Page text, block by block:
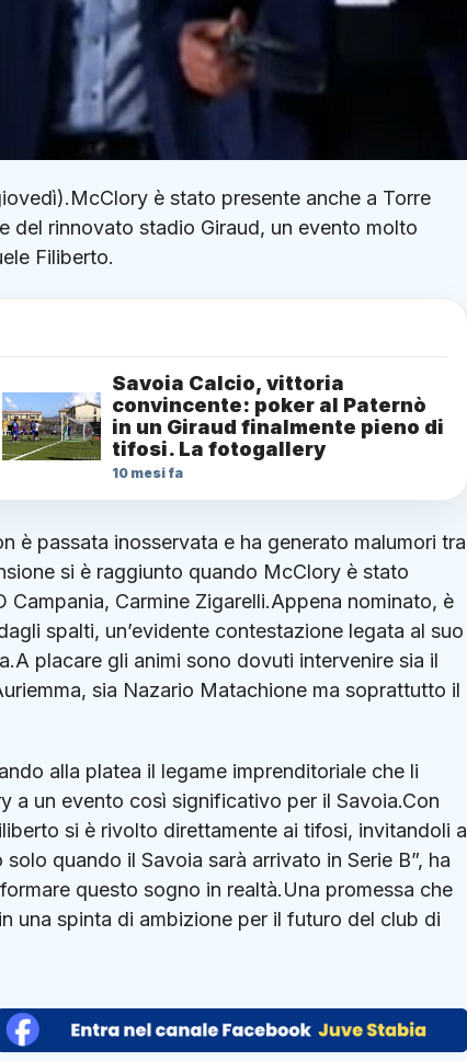
è stato presente anche a Torre
del rinnovato stadio Giraud, un evento molto
Filiberto.
Savoia Calcio, vittoria
convincente: poker al Paternò
in un Giraud finalmente pieno di
tifosi. La fotogallery
10 mesi fa
è passata inosservata e ha generato malumori tra
si è raggiunto quando McClory è stato
Carmine Zigarelli.Appena nominato, è
spalti, un’evidente contestazione legata al suo
placare gli animi sono dovuti intervenire sia il
sia Nazario Matachione ma soprattutto il
alla platea il legame imprenditoriale che li
a un evento così significativo per il Savoia.Con
si è rivolto direttamente ai tifosi, invitandoli a
quando il Savoia sarà arrivato in Serie B”, ha
questo sogno in realtà.Una promessa che
una spinta di ambizione per il futuro del club di